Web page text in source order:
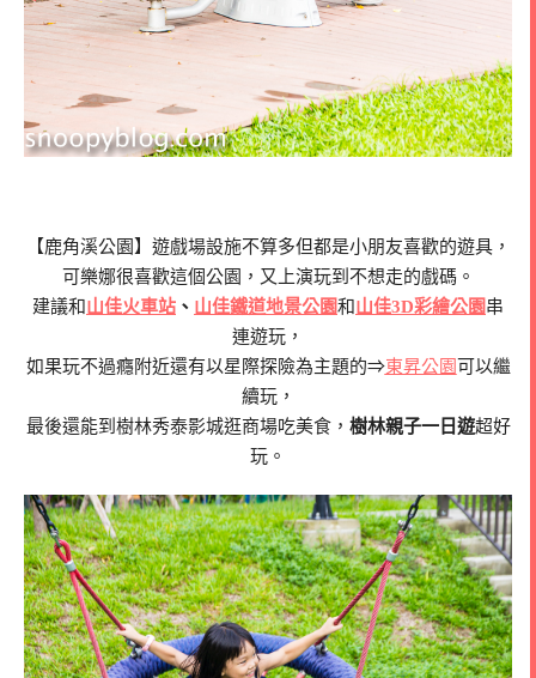
【鹿角溪公園】遊戲場設施不算多但都是小朋友喜歡的遊具，
可樂娜很喜歡這個公園，又上演玩到不想走的戲碼。
建議和山佳火車站 、 山佳鐵道地景公園和山佳3D彩繪公園串
連遊玩，
如果玩不過癮附近還有以星際探險為主題的⇒東昇公園 可以繼
續玩，
最後還能到樹林秀泰影城逛商場吃美食， 樹林親子一日遊超好
玩。